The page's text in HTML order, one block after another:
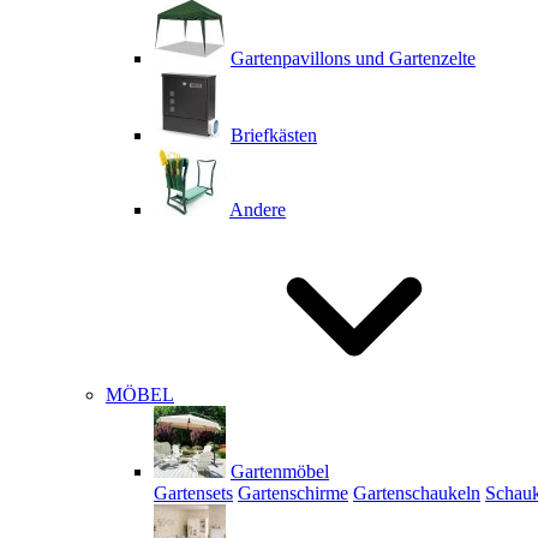
Gartenpavillons und Gartenzelte
Briefkästen
Andere
MÖBEL
Gartenmöbel
Gartensets Gartenschirme Gartenschaukeln